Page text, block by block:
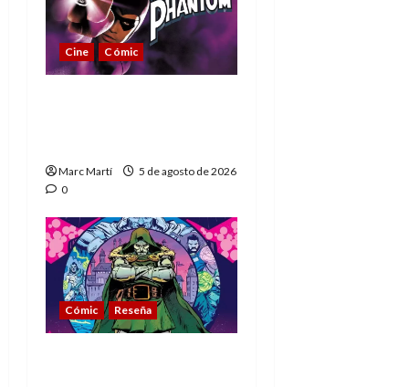
Cine Cómic
Marc Martí
5 de agosto de 2026
0
Cómic Reseña